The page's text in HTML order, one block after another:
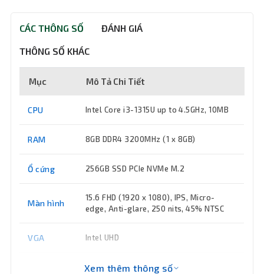
CÁC THÔNG SỐ ĐÁNH GIÁ
THÔNG SỐ KHÁC
Mục Mô Tả Chi Tiết
CPU Intel Core i3-1315U up to 4.5GHz, 10MB
RAM 8GB DDR4 3200MHz (1 x 8GB)
Ổ cứng 256GB SSD PCIe NVMe M.2
Màn hình
15.6 FHD (1920 x 1080), IPS, Micro-
edge, Anti-glare, 250 nits, 45% NTSC
VGA Intel UHD
Xem thêm thông số